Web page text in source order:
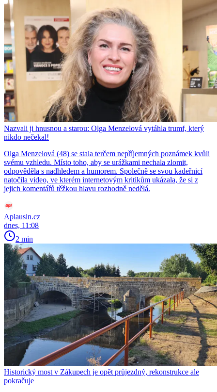
Nazvali ji hnusnou a starou: Olga Menzelová vytáhla trumf, který
nikdo nečekal!
Olga Menzelová (48) se stala terčem nepříjemných poznámek kvůli
svému vzhledu. Místo toho, aby se urážkami nechala zlomit,
odpověděla s nadhledem a humorem. Společně se svou kadeřnicí
natočila video, ve kterém internetovým kritikům ukázala, že si z
jejich komentářů těžkou hlavu rozhodně nedělá.
Aplausin.cz
dnes, 11:08
2 min
Historický most v Zákupech je opět průjezdný, rekonstrukce ale
pokračuje